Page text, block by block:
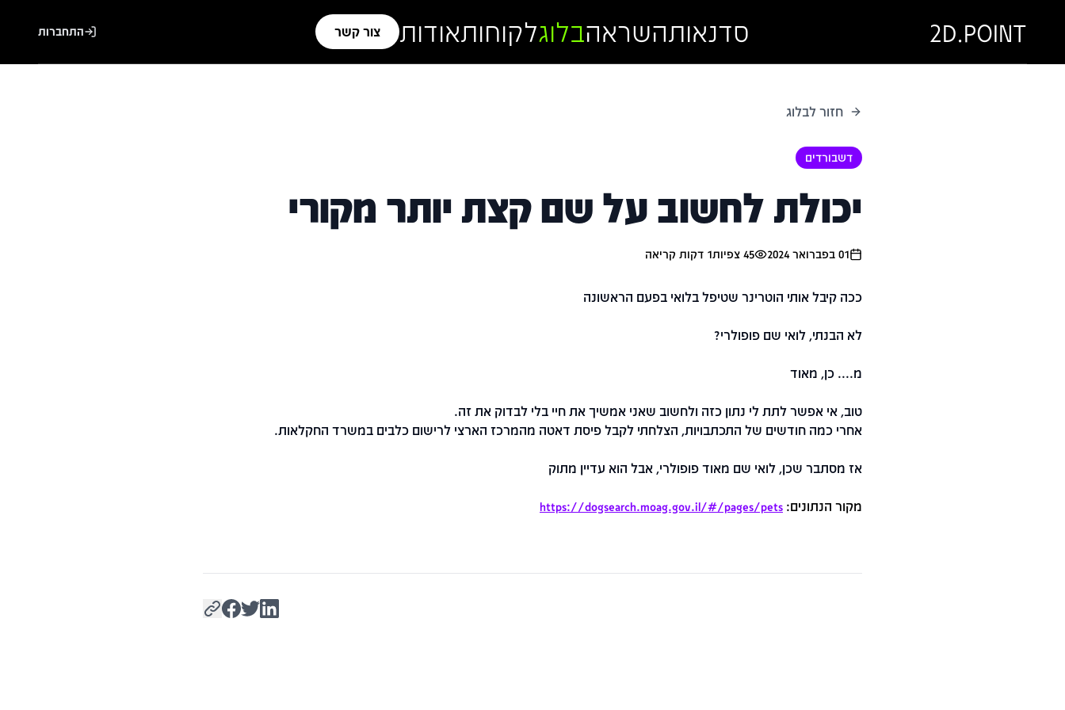
2D.POINT סדנאותהשראהבלוגלקוחותאודות צור קשר התחברות
חזור לבלוג
דשבורדים
יכולת לחשוב על שם קצת יותר מקורי
01 בפברואר 2024 45 צפיות1 דקות קריאה
ככה קיבל אותי הוטרינר שטיפל בלואי בפעם הראשונה
לא הבנתי, לואי שם פופולרי?
מ.... כן, מאוד
טוב, אי אפשר לתת לי נתון כזה ולחשוב שאני אמשיך את חיי בלי לבדוק את זה.
אחרי כמה חודשים של התכתבויות, הצלחתי לקבל פיסת דאטה מהמרכז הארצי לרישום כלבים במשרד החקלאות.
אז מסתבר שכן, לואי שם מאוד פופולרי, אבל הוא עדיין מתוק
מקור הנתונים: https://dogsearch.moag.gov.il/#/pages/pets